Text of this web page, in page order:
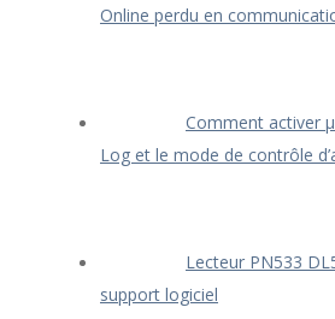
Online perdu en
Comment activer
Log et le mode de contrôle
Lecteur PN533
support logiciel